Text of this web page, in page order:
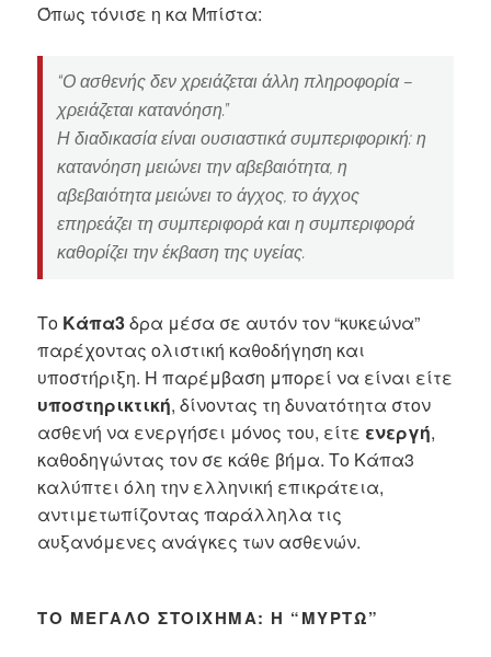
Όπως τόνισε η κα Μπίστα:
“Ο ασθενής δεν χρειάζεται άλλη πληροφορία –
χρειάζεται κατανόηση.”
Η διαδικασία είναι ουσιαστικά συμπεριφορική: η
κατανόηση μειώνει την αβεβαιότητα, η
αβεβαιότητα μειώνει το άγχος, το άγχος
επηρεάζει τη συμπεριφορά και η συμπεριφορά
καθορίζει την έκβαση της υγείας.
Το Κάπα3δρα μέσα σε αυτόν τον “κυκεώνα”
παρέχοντας ολιστική καθοδήγηση και
υποστήριξη. Η παρέμβαση μπορεί να είναι είτε
υποστηρικτική, δίνοντας τη δυνατότητα στον
ασθενή να ενεργήσει μόνος του, είτε ενεργή,
καθοδηγώντας τον σε κάθε βήμα. Το Κάπα3
καλύπτει όλη την ελληνική επικράτεια,
αντιμετωπίζοντας παράλληλα τις
αυξανόμενες ανάγκες των ασθενών.
ΤΟ ΜΕΓΆΛΟ ΣΤΟΊΧΗΜΑ: Η “ΜΥΡΤΏ”